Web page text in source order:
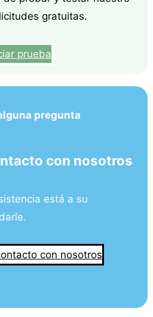
gratuitas.
prueba
pregunta
con nosotros
está a su
con nosotros